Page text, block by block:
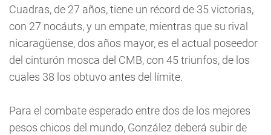
Cuadras, de 27 años, tiene un récord de 35 victorias,
con 27 nocáuts, y un empate, mientras que su rival
nicaragüense, dos años mayor, es el actual poseedor
del cinturón mosca del CMB, con 45 triunfos, de los
cuales 38 los obtuvo antes del límite.
Para el combate esperado entre dos de los mejores
pesos chicos del mundo, González deberá subir de